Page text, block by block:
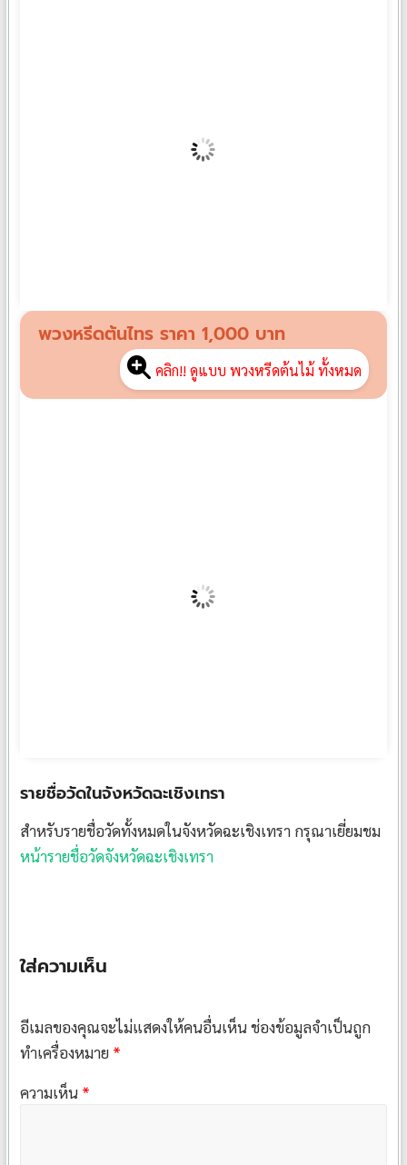
พวงหรีดต้นไทร ราคา 1,000 บาท
คลิก!! ดูแบบ พวงหรีดต้นไม้ ทั้งหมด
รายชื่อวัดในจังหวัดฉะเชิงเทรา
สำหรับรายชื่อวัดทั้งหมดในจังหวัดฉะเชิงเทรา กรุณาเยี่ยมชม
หน้ารายชื่อวัดจังหวัดฉะเชิงเทรา
ใส่ความเห็น
อีเมลของคุณจะไม่แสดงให้คนอื่นเห็น ช่องข้อมูลจำเป็นถูก
ทำเครื่องหมาย *
ความเห็น *